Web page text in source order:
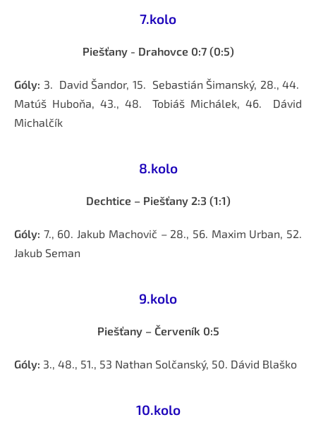
7.kolo
Piešťany - Drahovce 0:7 (0:5)
Góly: 3. David Šandor, 15. Sebastián Šimanský, 28., 44.
Matúš Huboňa, 43., 48. Tobiáš Michálek, 46. Dávid
Michalčík
8.kolo
Dechtice – Piešťany 2:3 (1:1)
Góly: 7., 60. Jakub Machovič – 28., 56. Maxim Urban, 52.
Jakub Seman
9.kolo
Piešťany – Červeník 0:5
Góly: 3., 48., 51., 53 Nathan Solčanský, 50. Dávid Blaško
10.kolo